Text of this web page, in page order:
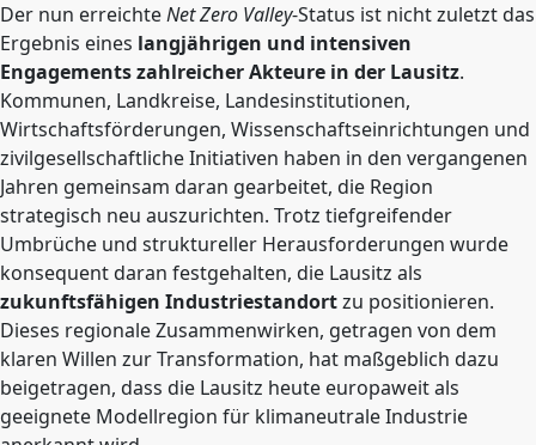
Der nun erreichteNet Zero Valley-Status ist nicht zuletzt das
Ergebnis eines langjährigen und intensiven
Engagements zahlreicher Akteure in der Lausitz.
Kommunen, Landkreise, Landesinstitutionen,
Wirtschaftsförderungen, Wissenschaftseinrichtungen und
zivilgesellschaftliche Initiativen haben in den vergangenen
Jahren gemeinsam daran gearbeitet, die Region
strategisch neu auszurichten. Trotz tiefgreifender
Umbrüche und struktureller Herausforderungen wurde
konsequent daran festgehalten, die Lausitz als
zukunftsfähigen Industriestandortzu positionieren.
Dieses regionale Zusammenwirken, getragen von dem
klaren Willen zur Transformation, hat maßgeblich dazu
beigetragen, dass die Lausitz heute europaweit als
geeignete Modellregion für klimaneutrale Industrie